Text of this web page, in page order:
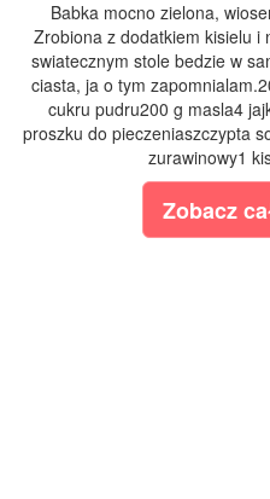
Babka mocno zielona,
Zrobiona z dodatkiem kisielu i
swiatecznym stole bedzie w
ciasta, ja o tym
cukru pudru200 g masla4
proszku do pieczeniaszczypta
zurawinowy1
Zobacz